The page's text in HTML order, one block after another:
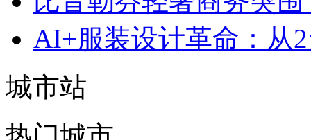
AI+服装设计革命：从
城市站